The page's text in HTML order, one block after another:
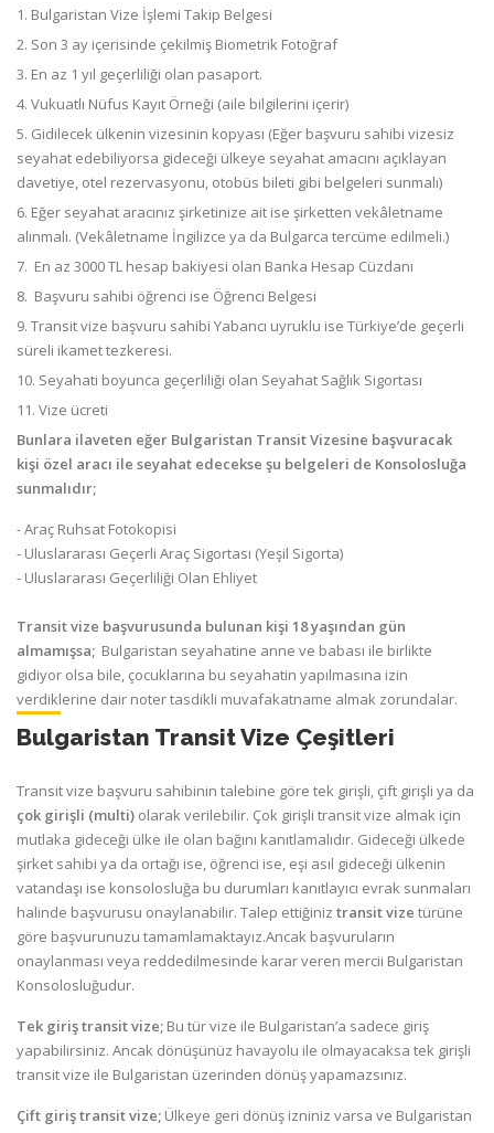
Bulgaristan Vize İşlemi Takip Belgesi
Son 3 ay içerisinde çekilmiş Biometrik Fotoğraf
En az 1 yıl geçerliliği olan pasaport.
Vukuatlı Nüfus Kayıt Örneği (aile bilgilerini içerir)
Gidilecek ülkenin vizesinin kopyası (Eğer başvuru sahibi vizesiz
seyahat edebiliyorsa gideceği ülkeye seyahat amacını açıklayan
davetiye, otel rezervasyonu, otobüs bileti gibi belgeleri sunmalı)
Eğer seyahat aracınız şirketinize ait ise şirketten vekâletname
alınmalı. (Vekâletname İngilizce ya da Bulgarca tercüme edilmeli.)
En az 3000 TL hesap bakiyesi olan Banka Hesap Cüzdanı
Başvuru sahibi öğrenci ise Öğrenci Belgesi
Transit vize başvuru sahibi Yabancı uyruklu ise Türkiye’de geçerli
süreli ikamet tezkeresi.
Seyahati boyunca geçerliliği olan Seyahat Sağlık Sigortası
Vize ücreti
Bunlara ilaveten eğer Bulgaristan Transit Vizesine başvuracak
kişi özel aracı ile seyahat edecekse şu belgeleri de Konsolosluğa
sunmalıdır;
- Araç Ruhsat Fotokopisi
- Uluslararası Geçerli Araç Sigortası (Yeşil Sigorta)
- Uluslararası Geçerliliği Olan Ehliyet
Transit vize başvurusunda bulunan kişi 18 yaşından gün
almamışsa; Bulgaristan seyahatine anne ve babası ile birlikte
gidiyor olsa bile, çocuklarına bu seyahatin yapılmasına izin
verdiklerine dair noter tasdikli muvafakatname almak zorundalar.
Bulgaristan Transit Vize Çeşitleri
Transit vize başvuru sahibinin talebine göre tek girişli, çift girişli ya da
çok girişli (multi) olarak verilebilir. Çok girişli transit vize almak için
mutlaka gideceği ülke ile olan bağını kanıtlamalıdır. Gideceği ülkede
şirket sahibi ya da ortağı ise, öğrenci ise, eşi asıl gideceği ülkenin
vatandaşı ise konsolosluğa bu durumları kanıtlayıcı evrak sunmaları
halinde başvurusu onaylanabilir. Talep ettiğiniz transit vize türüne
göre başvurunuzu tamamlamaktayız.Ancak başvuruların
onaylanması veya reddedilmesinde karar veren mercii Bulgaristan
Konsolosluğudur.
Tek giriş transit vize; Bu tür vize ile Bulgaristan’a sadece giriş
yapabilirsiniz. Ancak dönüşünüz havayolu ile olmayacaksa tek girişli
transit vize ile Bulgaristan üzerinden dönüş yapamazsınız.
Çift giriş transit vize; Ülkeye geri dönüş izniniz varsa ve Bulgaristan